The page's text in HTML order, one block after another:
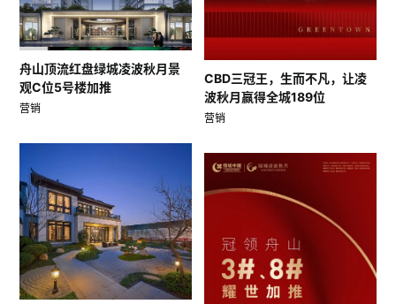
CBD三冠王，生而不凡，让凌
波秋月赢得全城189位
营销
舟山顶流红盘绿城凌波秋月景
观C位5号楼加推
营销